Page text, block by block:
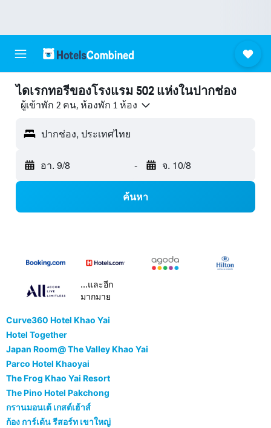
ไดเรกทอรีของโรงแรม 502 แห่งในปากช่อง
ผู้เข้าพัก 2 คน, ห้องพัก 1 ห้อง
ปากช่อง, ประเทศไทย
อา. 9/8 - จ. 10/8
ค้นหา
...และอีก
มากมาย
Curve360 Hotel Khao Yai
Hotel Together
Japan Room@ The Valley Khao Yai
Parco Hotel Khaoyai
The Frog Khao Yai Resort
The Pino Hotel Pakchong
กรานมอนเต้ เกสต์เฮ้าส์
ก้อง การ์เด้น รีสอร์ท เขาใหญ่